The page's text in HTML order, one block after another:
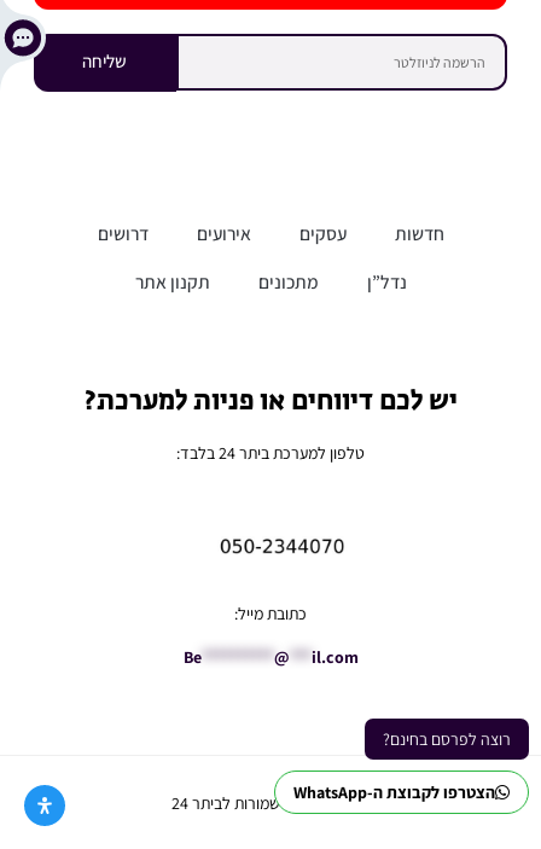
הצטרפו לקבוצת ה-WhatsApp
רוצה לפרסם בחינם?
שליחה
חדשות עסקים אירועים
דרושים
נדל”ן
מתכונים תקנון אתר
יש לכם דיווחים או פניות למערכת?
טלפון למערכת ביתר 24 בלבד:
כתובת מייל:
Be********** @ *** il.com
Ⓒ כל הזכויות שמורות לביתר 24